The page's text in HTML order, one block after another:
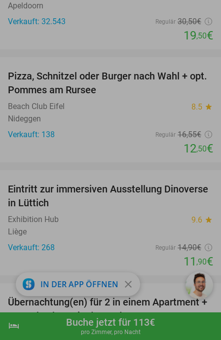
shopping_cart Jetzt buchen
hotel Buche jetzt für 113€
pro Zimmer, pro Nacht
Apeldoorn
Verkauft: 32.543
Regulär 30,50€
19,50€
24%
Pizza, Schnitzel oder Burger nach Wahl + opt.
Pommes am Rursee
Beach Club Eifel 8.5 star
Nideggen
Verkauft: 138
Regulär 16,55€
12,50€
20%
Eintritt zur immersiven Ausstellung Dinoverse
in Lüttich
Exhibition Hub 9.6 star
Liège
Verkauft: 268
Regulär 14,90€
11 ,90€
62%
favorite_border
Übernachtung(en) für 2 in einem Apartment +
Late Check-out in den Ardennen
IN DER APP ÖFFNEN close